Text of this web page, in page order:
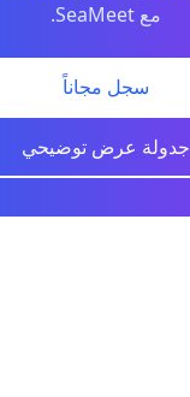
مع SeaMeet.
سجل مجاناً
جدولة عرض توضيحي